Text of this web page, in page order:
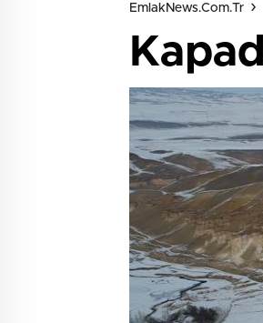
EmlakNews.com.tr